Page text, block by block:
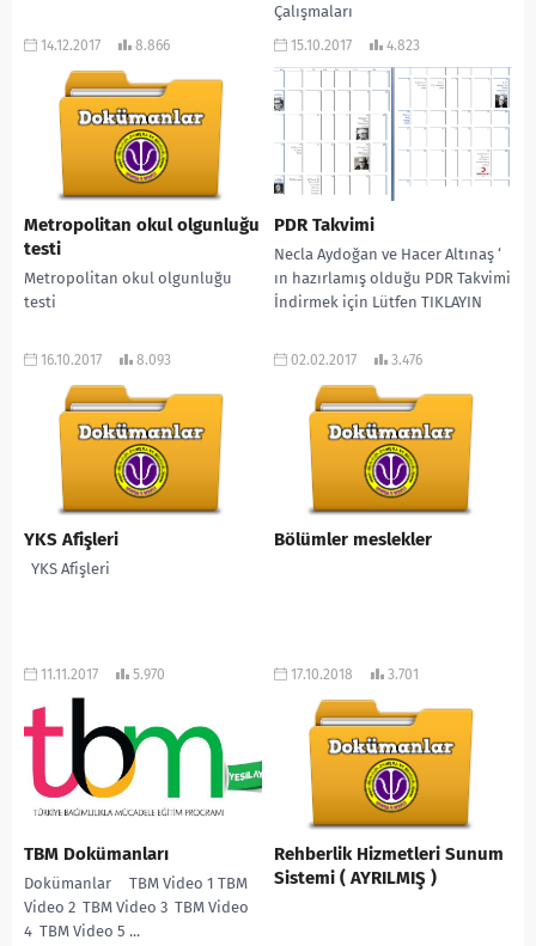
14.12.2017 8.866
Çalışmaları
15.10.2017 4.823
Metropolitan okul olgunluğu
testi
Metropolitan okul olgunluğu
testi
16.10.2017 8.093
PDR Takvimi
Necla Aydoğan ve Hacer Altınaş ‘
ın hazırlamış olduğu PDR Takvimi
İndirmek için Lütfen TIKLAYIN
02.02.2017 3.476
YKS Afişleri
YKS Afişleri
11.11.2017 5.970
Bölümler meslekler
17.10.2018 3.701
TBM Dokümanları
Dokümanlar TBM Video 1 TBM
Video 2 TBM Video 3 TBM Video
4 TBM Video 5 ...
Rehberlik Hizmetleri Sunum
Sistemi ( AYRILMIŞ )